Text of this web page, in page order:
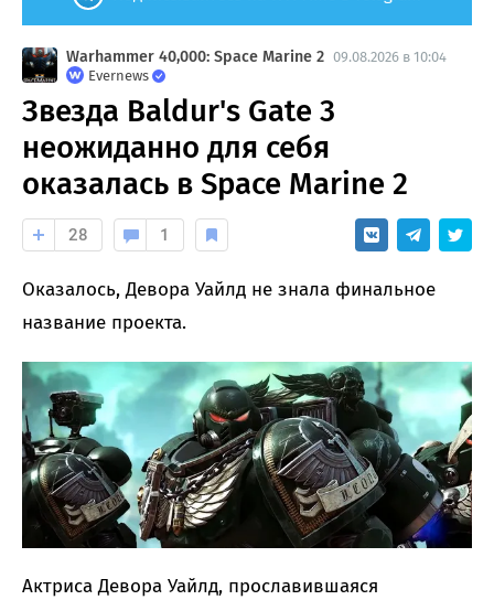
Warhammer 40,000: Space Marine 2 09.08.2026 в 10:04
Evernews
Звезда Baldur's Gate 3
неожиданно для себя
оказалась в Space Marine 2
28 1
Оказалось, Девора Уайлд не знала финальное
название проекта.
Актриса Девора Уайлд, прославившаяся